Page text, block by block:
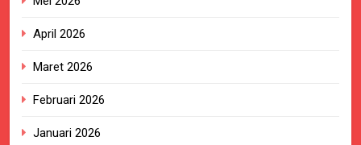
April 2026
Maret 2026
Februari 2026
Januari 2026